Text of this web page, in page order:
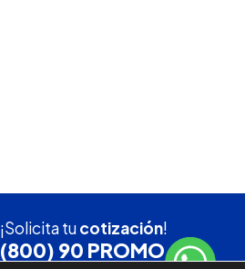
¡Solicita tucotización!
(800) 90 PROMO